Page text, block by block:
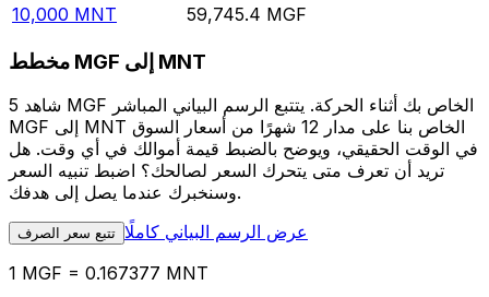
10,000 MNT 59,745.4 MGF
مخطط MGF إلى MNT
شاهد 5 MGF الخاص بك أثناء الحركة. يتتبع الرسم البياني المباشر
MGF إلى MNT الخاص بنا على مدار 12 شهرًا من أسعار السوق
في الوقت الحقيقي، ويوضح بالضبط قيمة أموالك في أي وقت. هل
تريد أن تعرف متى يتحرك السعر لصالحك؟ اضبط تنبيه السعر
وسنخبرك عندما يصل إلى هدفك.
تتبع سعر الصرف عرض الرسم البياني كاملًا
1 MGF = 0.167377 MNT